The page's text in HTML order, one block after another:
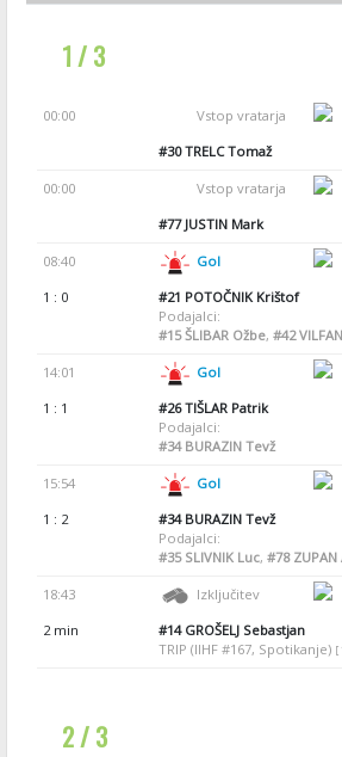
1 / 3
00:00 Vstop vratarja
#30TRELC Tomaž
00:00 Vstop vratarja
#77JUSTIN Mark
08:40 Gol
1 : 0
#21 POTOČNIK Krištof
Podajalci:
#15ŠLIBAR Ožbe, #42
14:01 Gol
1 : 1
#26TIŠLAR Patrik
Podajalci:
#34BURAZIN Tevž
15:54 Gol
1 : 2
#34BURAZIN Tevž
Podajalci:
#35SLIVNIK Luc, #78ZUPAN
18:43 Izključitev
2 min
#14GROŠELJ Sebastjan
TRIP (IIHF #167, Spotikanje) [
2 / 3